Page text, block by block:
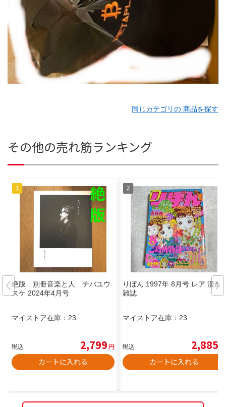
同じカテゴリの 商品を探す
その他の売れ筋ランキング
絶版 別冊音楽と人 チバユウ
スケ 2024年4月号
マイストア在庫： 23
税込 2,799円
カートに入れる
りぼん 1997年 8月号 レア 漫画
雑誌
マイストア在庫： 23
税込 2,885
カートに入れる